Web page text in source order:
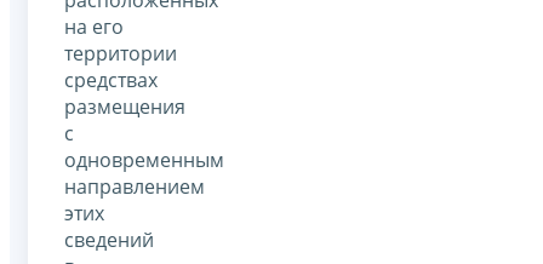
на его
территории
средствах
размещения
с
одновременным
направлением
этих
сведений